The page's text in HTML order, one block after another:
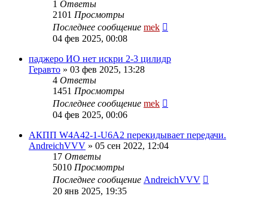
1 Ответы
2101 Просмотры
Последнее сообщение mek
04 фев 2025, 00:08
паджеро ИО нет искри 2-3 цилидр
Геравто » 03 фев 2025, 13:28
4 Ответы
1451 Просмотры
Последнее сообщение mek
04 фев 2025, 00:06
АКПП W4A42-1-U6A2 перекидывает передачи.
AndreichVVV » 05 сен 2022, 12:04
17 Ответы
5010 Просмотры
Последнее сообщение AndreichVVV
20 янв 2025, 19:35